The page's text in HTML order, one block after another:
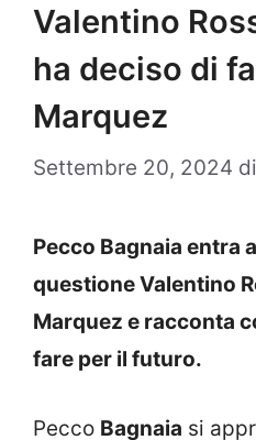
Valentino
ha deciso di
Marquez
Settembre 20, 2024 di
Pecco Bagnaia entra
questione Valentino
Marquez e racconta
fare per il futuro.
Pecco Bagnaia si